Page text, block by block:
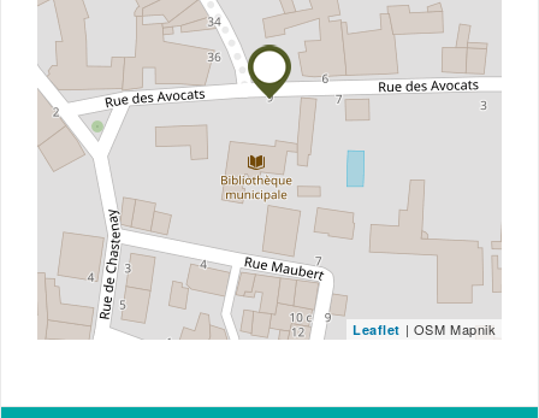
Leaflet | OSM Mapnik